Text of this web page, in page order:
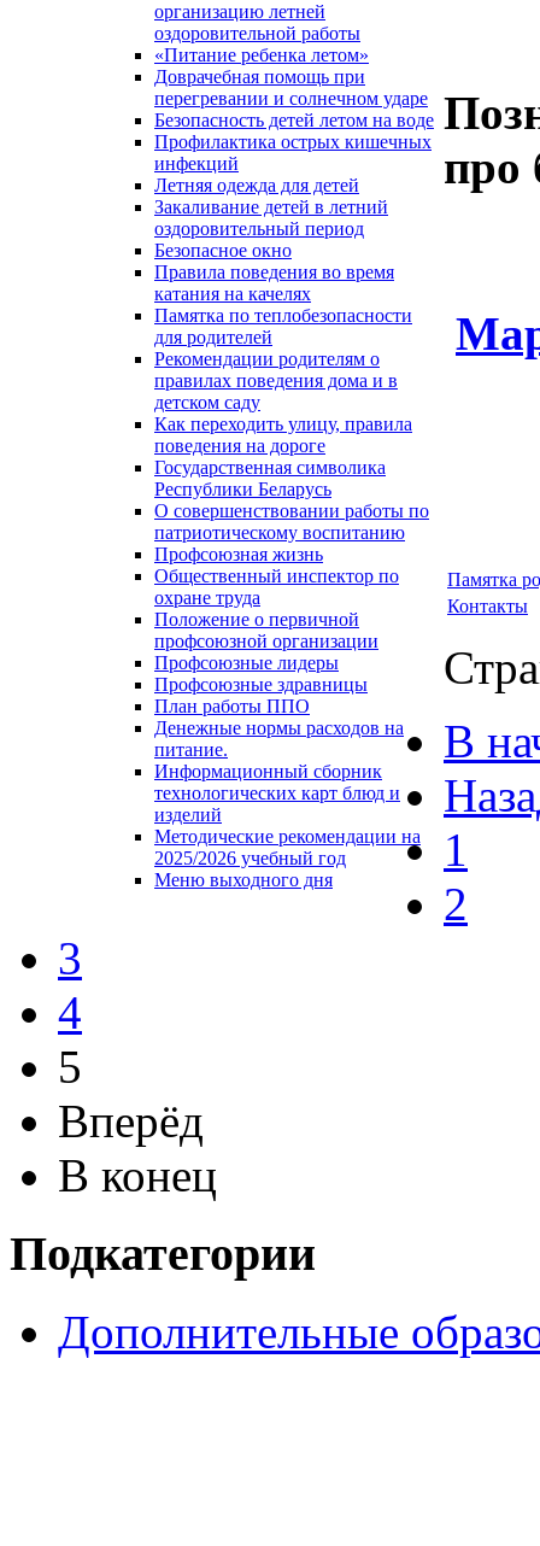
организацию летней
оздоровительной работы
«Питание ребенка летом»
Доврачебная помощь при
перегревании и солнечном ударе
Безопасность детей летом на воде
Профилактика острых кишечных
инфекций
Летняя одежда для детей
Закаливание детей в летний
оздоровительный период
Безопасное окно
Правила поведения во время
катания на качелях
Памятка по теплобезопасности
для родителей
Рекомендации родителям о
правилах поведения дома и в
детском саду
Как переходить улицу, правила
поведения на дороге
Государственная символика
Республики Беларусь
О совершенствовании работы по
патриотическому воспитанию
Профсоюзная жизнь
Общественный инспектор по
охране труда
Положение о первичной
профсоюзной организации
Профсоюзные лидеры
Профсоюзные здравницы
План работы ППО
Денежные нормы расходов на
питание.
Информационный сборник
технологических карт блюд и
изделий
Методические рекомендации на
2025/2026 учебный год
Меню выходного дня
про
Памятка
Контакты
В
1
2
3
4
5
Вперёд
В конец
Подкатегории
Дополнительные